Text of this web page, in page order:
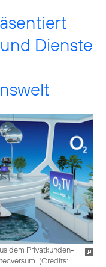
Dienste
dem Privatkunden-
(Credits: